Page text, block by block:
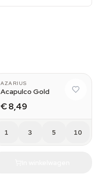
AZARIUS
Acapulco Gold
€ 8,49
1 3 5 10